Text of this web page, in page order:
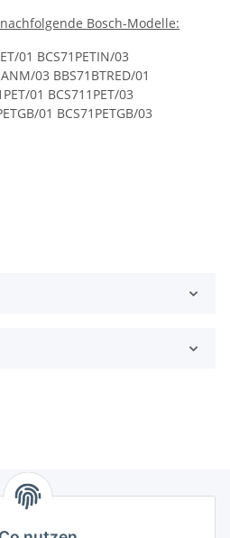
Bosch-Modelle:
01 BCS71PETIN/03
03 BBS71BTRED/01
01 BCS711PET/03
01 BCS71PETGB/03